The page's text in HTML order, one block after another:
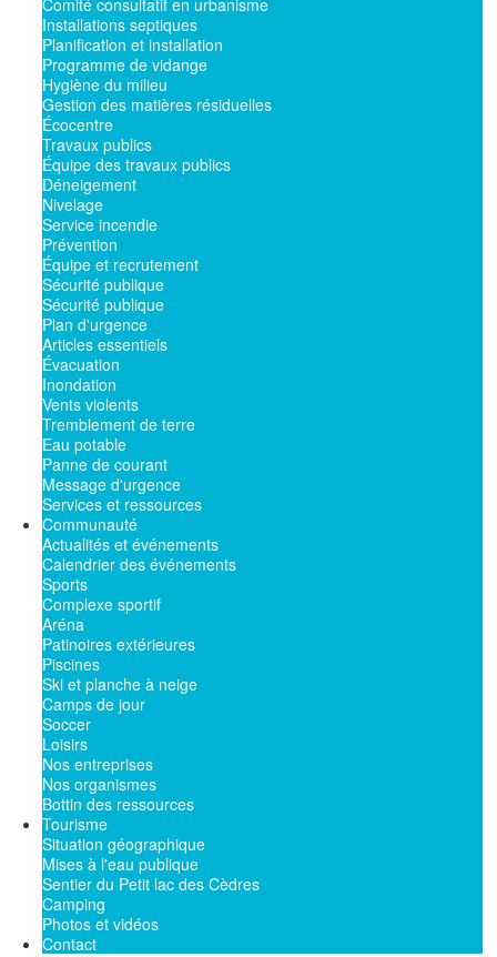
Comité consultatif en urbanisme
Installations septiques
Planification et installation
Programme de vidange
Hygiène du milieu
Gestion des matières résiduelles
Écocentre
Travaux publics
Équipe des travaux publics
Déneigement
Nivelage
Service incendie
Prévention
Équipe et recrutement
Sécurité publique
Sécurité publique
Plan d'urgence
Articles essentiels
Évacuation
Inondation
Vents violents
Tremblement de terre
Eau potable
Panne de courant
Message d'urgence
Services et ressources
Communauté
Actualités et événements
Calendrier des événements
Sports
Complexe sportif
Aréna
Patinoires extérieures
Piscines
Ski et planche à neige
Camps de jour
Soccer
Loisirs
Nos entreprises
Nos organismes
Bottin des ressources
Tourisme
Situation géographique
Mises à l'eau publique
Sentier du Petit lac des Cèdres
Camping
Photos et vidéos
Contact